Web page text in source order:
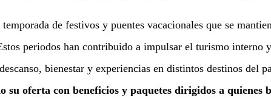
de festivos y puentes vacacionales que se
periodos han contribuido a impulsar el turismo interno
bienestar y experiencias en distintos destinos del
su oferta con beneficios y paquetes dirigidos a quienes